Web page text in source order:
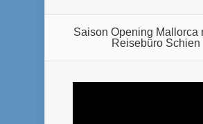
Saison Opening Mallorca
Reisebüro Schien